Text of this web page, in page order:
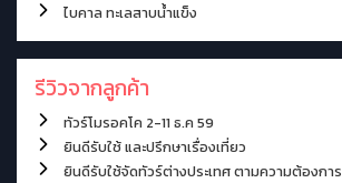
ไบคาล ทะเลสาบน้ำแข็ง
รีวิวจากลูกค้า
ทัวร์โมรอคโค 2-11 ธ.ค 59
ยินดีรับใช้ และปรึกษาเรื่องเที่ยว
ยินดีรับใช้จัดทัวร์ต่างประเทศ ตามความต้องการ